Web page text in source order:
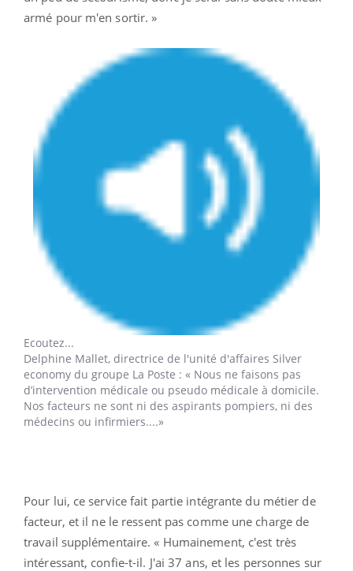
armé pour m'en sortir. »
Ecoutez...
Delphine Mallet, directrice de l'unité d'affaires Silver
economy du groupe La Poste : « Nous ne faisons pas
d’intervention médicale ou pseudo médicale à domicile.
Nos facteurs ne sont ni des aspirants pompiers, ni des
médecins ou infirmiers....»
Pour lui, ce service fait partie intégrante du métier de
facteur, et il ne le ressent pas comme une charge de
travail supplémentaire. « Humainement, c'est très
intéressant, confie-t-il. J'ai 37 ans, et les personnes sur